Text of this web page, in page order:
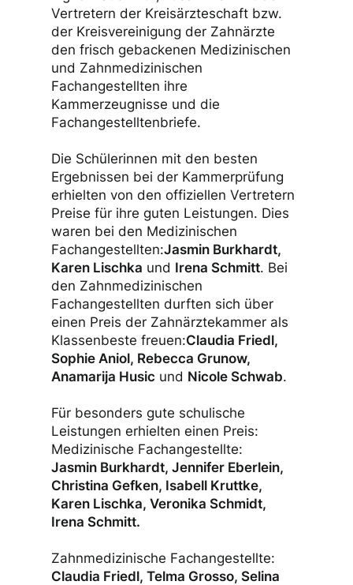
Vertretern der Kreisärzteschaft bzw.
der Kreisvereinigung der Zahnärzte
den frisch gebackenen Medizinischen
und Zahnmedizinischen
Fachangestellten ihre
Kammerzeugnisse und die
Fachangestelltenbriefe.
Die Schülerinnen mit den besten
Ergebnissen bei der Kammerprüfung
erhielten von den offiziellen Vertretern
Preise für ihre guten Leistungen. Dies
waren bei den Medizinischen
Fachangestellten:Jasmin Burkhardt,
Karen Lischka und Irena Schmitt. Bei
den Zahnmedizinischen
Fachangestellten durften sich über
einen Preis der Zahnärztekammer als
Klassenbeste freuen:Claudia Friedl,
Sophie Aniol, Rebecca Grunow,
Anamarija Husic und Nicole Schwab.
Für besonders gute schulische
Leistungen erhielten einen Preis:
Medizinische Fachangestellte:
Jasmin Burkhardt, Jennifer Eberlein,
Christina Gefken, Isabell Kruttke,
Karen Lischka, Veronika Schmidt,
Irena Schmitt.
Zahnmedizinische Fachangestellte:
Claudia Friedl, Telma Grosso, Selina